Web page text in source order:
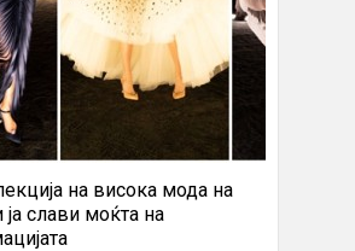
на висока мода на
ја слави моќта на